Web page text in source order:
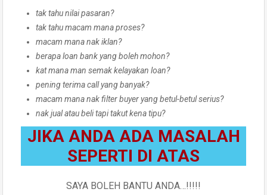
tak tahu nilai pasaran?
tak tahu macam mana proses?
macam mana nak iklan?
berapa loan bank yang boleh mohon?
kat mana man semak kelayakan loan?
pening terima call yang banyak?
macam mana nak filter buyer yang betul-betul serius?
nak jual atau beli tapi takut kena tipu?
JIKA ANDA ADA MASALAH
SEPERTI DI ATAS
SAYA BOLEH BANTU ANDA…!!!!!